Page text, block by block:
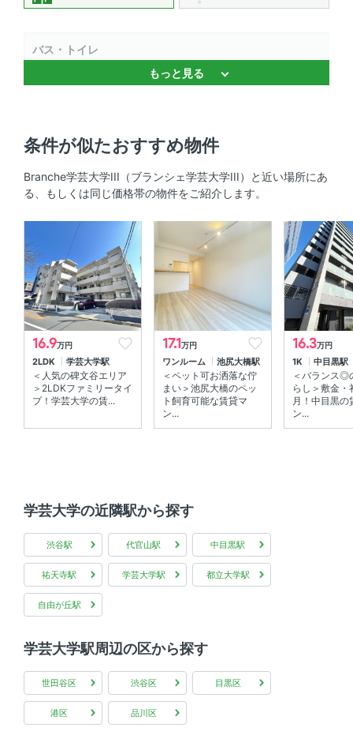
バス・トイレ
バストイレ別 、 追焚機能 、 独立洗面台 、 温水洗浄便座
システムキッチン 、 2口コンロ 、 コンロ2口以上
セキュリティ
室内設備
エアコン 、 室内洗濯機置場
部屋の特徴
バルコニー 、 全居室フローリング 、 角部屋
共用部
宅配ボックス 、 敷地内ゴミ箱
もっと見る
条件が似たおすすめ物件
Branche学芸大学III（ブランシェ学芸大学III）と近い場所にあ
る、もしくは同じ価格帯の物件をご紹介します。
16.9万円
2LDK 学芸大学駅
＜人気の碑文谷エリア
＞2LDKファミリータイ
プ！学芸大学の賃...
17.1万円
ワンルーム 池尻大橋駅
＜ペット可お洒落な佇
まい＞池尻大橋のペッ
ト飼育可能な賃貸マ
ン...
16.3万円
1K 中目黒駅
＜バランス◎
らし＞敷金・
月！中目黒の
ン...
学芸大学の近隣駅から探す
渋谷駅 代官山駅 中目黒駅
祐天寺駅 学芸大学駅 都立大学駅
自由が丘駅
学芸大学駅周辺の区から探す
世田谷区 渋谷区 目黒区
港区 品川区